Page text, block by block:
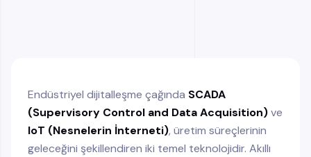
Endüstriyel dijitalleşme çağında SCADA
(Supervisory Control and Data Acquisition)ve
IoT (Nesnelerin İnterneti), üretim süreçlerinin
geleceğini şekillendiren iki temel teknolojidir. Akıllı